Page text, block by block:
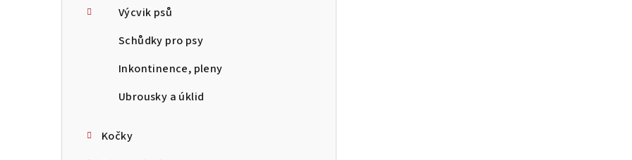
Výcvik psů
Schůdky pro psy
Inkontinence, pleny
Ubrousky a úklid
Kočky